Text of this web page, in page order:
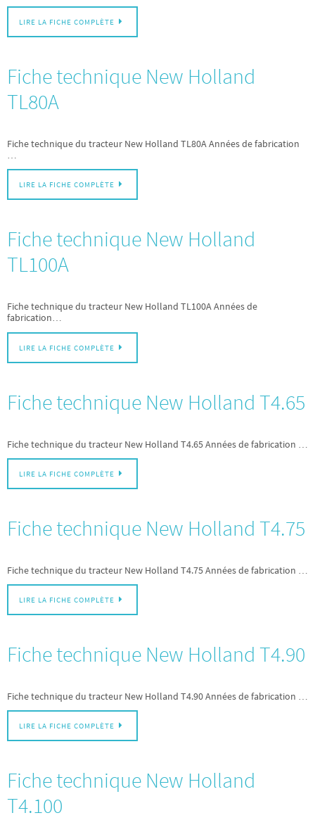
LIRE LA FICHE COMPLÈTE
Fiche technique New Holland
TL80A
Fiche technique du tracteur New Holland TL80A Années de fabrication
…
LIRE LA FICHE COMPLÈTE
Fiche technique New Holland
TL100A
Fiche technique du tracteur New Holland TL100A Années de
fabrication…
LIRE LA FICHE COMPLÈTE
Fiche technique New Holland T4.65
Fiche technique du tracteur New Holland T4.65 Années de fabrication …
LIRE LA FICHE COMPLÈTE
Fiche technique New Holland T4.75
Fiche technique du tracteur New Holland T4.75 Années de fabrication …
LIRE LA FICHE COMPLÈTE
Fiche technique New Holland T4.90
Fiche technique du tracteur New Holland T4.90 Années de fabrication …
LIRE LA FICHE COMPLÈTE
Fiche technique New Holland
T4.100